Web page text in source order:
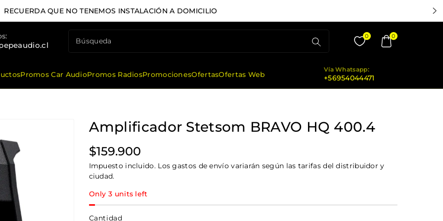
DESPACHO GRATIS EN LA RM POR COMPRAS SOBRE $50.000
Búsqueda
0 0
Promos Car AudioPromos RadiosPromocionesOfertasOfertas Web
Vía Whatsapp:
+56954044471
Amplificador Stetsom BRAVO HQ 400.4
Precio
habitual
$159.900
Impuesto incluido. Los gastos de envío variarán según las tarifas del distribuidor y
ciudad.
Only 3 units left
Cantidad